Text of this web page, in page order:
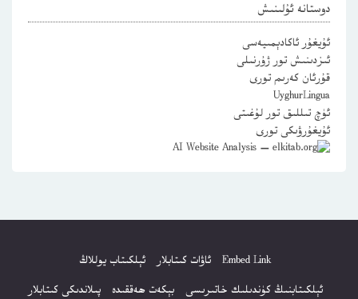
دوستانە ئۇلىنىش
ئۇيغۇر ئاكادېمىيەسى
ئىزدىنىش تور ژۇرنىلى
قۇرئان كەرىم تورى
UyghurLingua
ئۈچ تىللىق تور لۇغىتى
ئۇيغۇرۋىكى تورى
Embed Link ئاۋات كىتابلار
ئېلكىتاب يوللاڭ
ئېلكىتابنىڭ كۈندىلىك خاتىرىسى
بېكەت ھەققىدە
پىلاندىكى كىتابلار